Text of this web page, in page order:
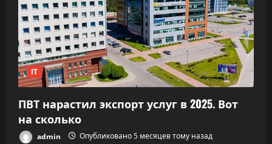
IT
ПВТ нарастил экспорт услуг в 2025. Вот
на сколько
admin Опубликовано 5 месяцев тому назад